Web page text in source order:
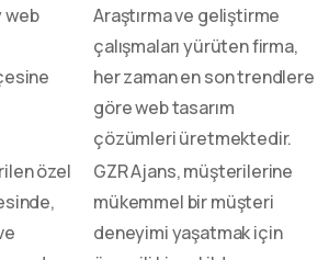
web
Araştırma ve geliştirme
çalışmaları yürüten firma,
her zaman en son trendlere
göre web tasarım
çözümleri üretmektedir.
özel
GZR Ajans, müşterilerine
mükemmel bir müşteri
deneyimi yaşatmak için